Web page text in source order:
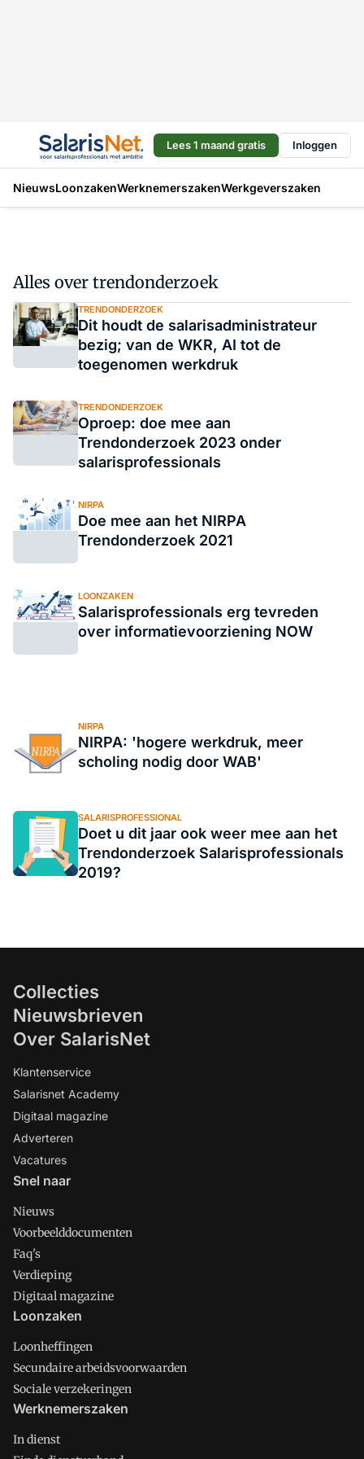
Lees 1 maand gratis Inloggen
NieuwsLoonzakenWerknemerszakenWerkgeverszaken
Alles over trendonderzoek
TRENDONDERZOEK
Dit houdt de salarisadministrateur
bezig; van de WKR, AI tot de
toegenomen werkdruk
TRENDONDERZOEK
Oproep: doe mee aan
Trendonderzoek 2023 onder
salarisprofessionals
NIRPA
Doe mee aan het NIRPA
Trendonderzoek 2021
LOONZAKEN
Salarisprofessionals erg tevreden
over informatievoorziening NOW
NIRPA
NIRPA: 'hogere werkdruk, meer
scholing nodig door WAB'
SALARISPROFESSIONAL
Doet u dit jaar ook weer mee aan het
Trendonderzoek Salarisprofessionals
2019?
Collecties
Nieuwsbrieven
Over SalarisNet
Klantenservice
Salarisnet Academy
Digitaal magazine
Adverteren
Vacatures
Snel naar
Nieuws
Voorbeelddocumenten
Faq's
Verdieping
Digitaal magazine
Loonzaken
Loonheffingen
Secundaire arbeidsvoorwaarden
Sociale verzekeringen
Werknemerszaken
In dienst